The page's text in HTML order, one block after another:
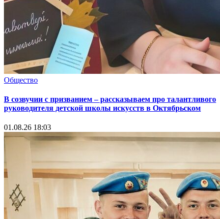
Общество
В созвучии с призванием – рассказываем про талантливого
руководителя детской школы искусств в Октябрьском
01.08.26 18:03